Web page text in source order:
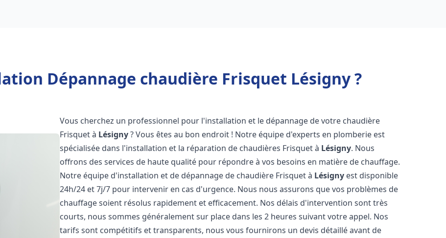
Dépannage chaudière Frisquet Lésigny ?
Vous cherchez un professionnel pour l'installation et le dépannage de votre chaudière
Frisquet à Lésigny? Vous êtes au bon endroit ! Notre équipe d'experts en plomberie est
spécialisée dans l'installation et la réparation de chaudières Frisquet à Lésigny. Nous
offrons des services de haute qualité pour répondre à vos besoins en matière de chauffage.
Notre équipe d'installation et de dépannage de chaudière Frisquet à Lésigny est disponible
24h/24 et 7j/7 pour intervenir en cas d'urgence. Nous nous assurons que vos problèmes de
chauffage soient résolus rapidement et efficacement. Nos délais d'intervention sont très
courts, nous sommes généralement sur place dans les 2 heures suivant votre appel. Nos
tarifs sont compétitifs et transparents, nous vous fournirons un devis détaillé avant de